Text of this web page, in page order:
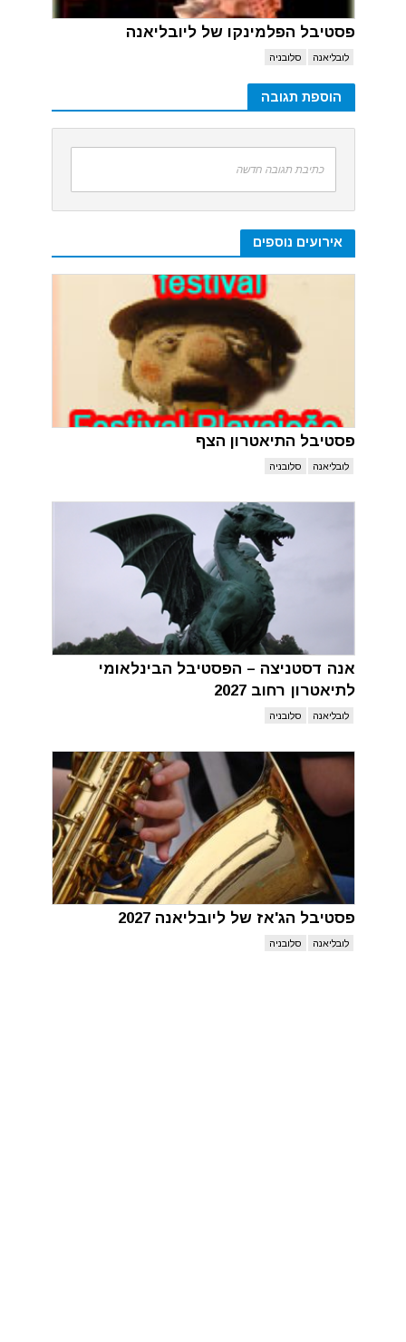
פסטיבל הפלמינקו של ליובליאנה
לובליאנה סלובניה
הוספת תגובה
כתיבת תגובה חדשה
אירועים נוספים
פסטיבל התיאטרון הצף
לובליאנה סלובניה
אנה דסטניצה – הפסטיבל הבינלאומי
לתיאטרון רחוב 2027
לובליאנה סלובניה
פסטיבל הג'אז של ליובליאנה 2027
לובליאנה סלובניה